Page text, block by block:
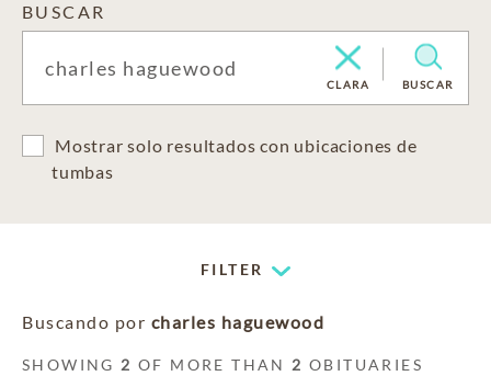
BUSCAR
CLARA BUSCAR
Mostrar solo resultados con ubicaciones de
tumbas
FILTER
Buscando por charles haguewood
SHOWING 2 OF MORE THAN 2 OBITUARIES